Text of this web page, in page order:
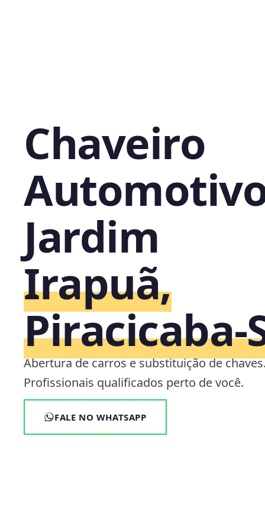
Chaveiro
Jardim
Irapuã,
Abertura de carros e substituição de
Profissionais qualificados perto de você.
FALE NO WHATSAPP